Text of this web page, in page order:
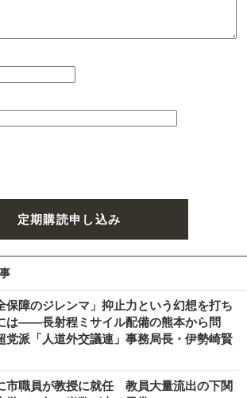
定期購読申し込み
保障のジレンマ」抑止力という幻想を打ち
は――長射程ミサイル配備の熊本から問
派「人道外交議連」事務局長・伊勢崎賢
市職員が教授に就任 教員大量流出の下関